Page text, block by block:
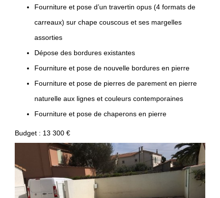
Fourniture et pose d’un travertin opus (4 formats de
carreaux) sur chape couscous et ses margelles
assorties
Dépose des bordures existantes
Fourniture et pose de nouvelle bordures en pierre
Fourniture et pose de pierres de parement en pierre
naturelle aux lignes et couleurs contemporaines
Fourniture et pose de chaperons en pierre
Budget : 13 300 €